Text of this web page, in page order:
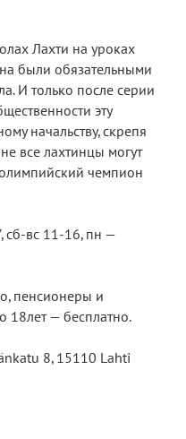
Лахти на уроках
были обязательными
И только после серии
эту
начальству, скрепя
все лахтинцы могут
олимпийский чемпион
сб-вс 11-16, пн —
пенсионеры и
18лет — бесплатно.
8, 15110 Lahti